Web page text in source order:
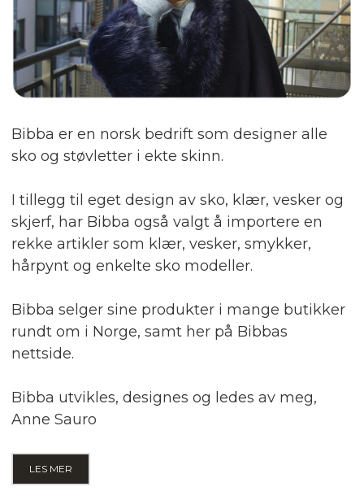
Bibba er en norsk bedrift som designer alle
sko og støvletter i ekte skinn.
I tillegg til eget design av sko, klær, vesker og
skjerf, har Bibba også valgt å importere en
rekke artikler som klær, vesker, smykker,
hårpynt og enkelte sko modeller.
Bibba selger sine produkter i mange butikker
rundt om i Norge, samt her på Bibbas
nettside.
Bibba utvikles, designes og ledes av meg,
Anne Sauro
LES MER